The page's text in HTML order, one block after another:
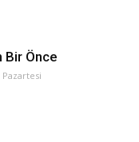
Bir Önce
Pazartesi